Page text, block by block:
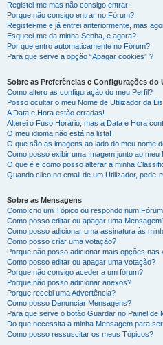
Registei-me mas não consigo entrar!
Porque não consigo entrar no Fórum?
Registei-me e já entrei anteriormente, mas
Esqueci-me da minha Senha, e agora?
Por que entro automaticamente no Fórum?
Para que serve a opção “Apagar cookies” ?
Sobre as Preferências e Configurações do
Como altero as configuração do meu Perfil?
Posso ocultar o meu Nome de Utilizador da
A Data e Hora estão erradas!
Alterei o Fuso Horário, mas a Data e Hora
O meu idioma não está na lista!
O que são as imagens ao lado do meu nome
Como posso exibir uma Imagem junto ao meu
O que é e como posso alterar a minha
Quando clico no email de um Utilizador, pede-
Sobre as Mensagens
Como crio um Tópico ou respondo num
Como posso editar ou apagar uma
Como posso adicionar uma assinatura às
Como posso criar uma votação?
Porque não posso adicionar mais opções nas
Como posso editar ou apagar uma votação?
Porque não consigo aceder a um fórum?
Porque não posso adicionar anexos?
Porque recebi uma Advertência?
Como posso Denunciar Mensagens?
Para que serve o botão Guardar no Painel de
Do que necessita a minha Mensagem para
Como posso ressuscitar os meus Tópicos?